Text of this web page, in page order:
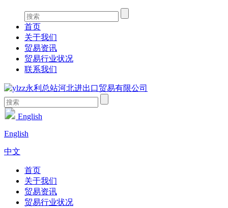
首页
关于我们
贸易资讯
贸易行业状况
联系我们
English
English
中文
首页
关于我们
贸易资讯
贸易行业状况